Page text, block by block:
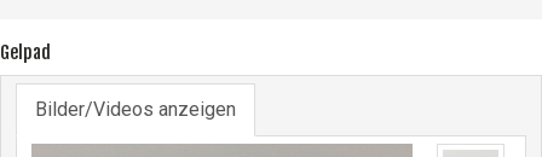
Gelpad
Bilder/Videos anzeigen